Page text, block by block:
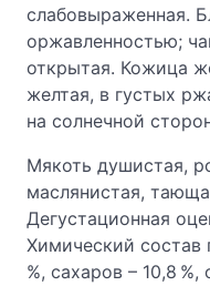
слабовыраженная.
оржавленностью;
открытая. Кожица
желтая, в густых
на солнечной
Мякоть душистая,
маслянистая,
Дегустационная
Химический состав
%, сахаров – 10,8